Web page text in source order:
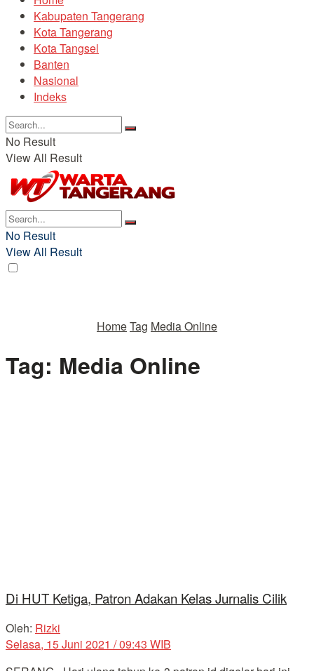
Kabupaten Tangerang
Kota Tangerang
Kota Tangsel
Banten
Nasional
Indeks
No Result
View All Result
No Result
View All Result
HomeTag Media Online
Tag: Media Online
Di HUT Ketiga, Patron Adakan Kelas Jurnalis Cilik
Oleh: Rizki
Selasa, 15 Juni 2021 / 09:43 WIB